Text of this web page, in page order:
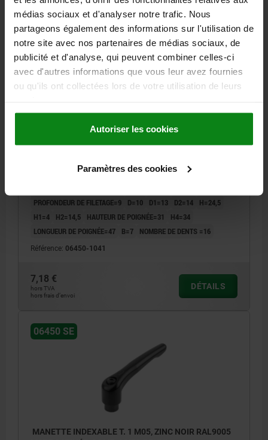
médias sociaux et d'analyser notre trafic. Nous
partageons également des informations sur l'utilisation de
notre site avec nos partenaires de médias sociaux, de
publicité et d'analyse, qui peuvent combiner celles-ci
avec d'autres informations que vous leur avez fournies
ou qu'ils ont collectées lors de votre utilisation de leurs
Autoriser les cookies
Paramètres des cookies
06450 SE
MANETTE INDEXABLE T. 1 M04, ZINC NOIR RAL9005
COLORIS DU CORPS DE BASE=NOIR RAL 9005
PROFONDEUR DE FILETAGE=9
D=10 D1=13 D2=14
H=24,5
H1=4
H2=14,5 HAUTEUR DE POIGNÉE=31
H4=34
LONGUEUR DE POIGNÉE=47
B=7 NOMBRE DE DENTS =16
Référence: 06450-1041
7,18 €
hors TVA
hors frais d’envoi
DÉTAILS
06450 SE
MANETTE INDEXABLE T. 1 M05, ZINC NOIR RAL9005